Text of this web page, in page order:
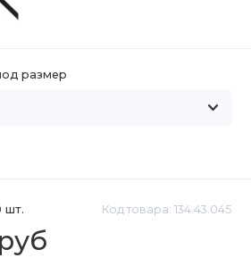
шт. Код товара: 134.43.045
размер